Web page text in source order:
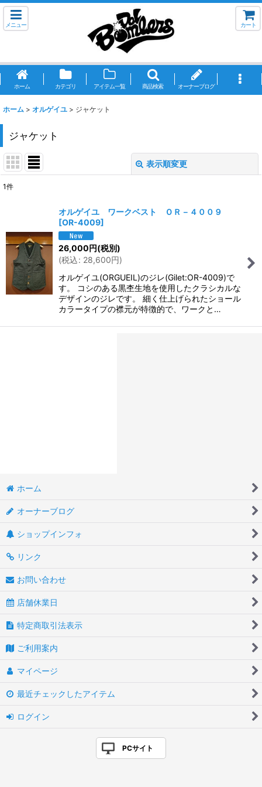
メニュー カート
ホーム カテゴリ アイテム一覧 商品検索 オーナーブログ
ホーム > オルゲイユ > ジャケット
ジャケット
表示順変更
並び順:
絞り込む
1件
オルゲイユ ワークベスト ＯＲ－４００９
[OR-4009]
26,000円(税別)
(税込: 28,600円)
オルゲイユ(ORGUEIL)のジレ(Gilet:OR-4009)で
す。 コシのある黒杢生地を使用したクラシカルな
デザインのジレです。 細く仕上げられたショール
カラータイプの襟元が特徴的で、ワークと…
ホーム
オーナーブログ
ショップインフォ
リンク
お問い合わせ
店舗休業日
特定商取引法表示
ご利用案内
マイページ
最近チェックしたアイテム
ログイン
PCサイト